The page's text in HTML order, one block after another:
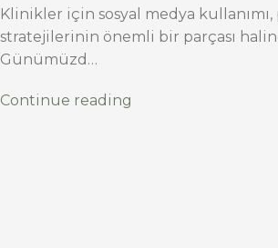
Klinikler için sosyal medya kullanımı,
stratejilerinin önemli bir parçası
Günümüzd…
Continue reading